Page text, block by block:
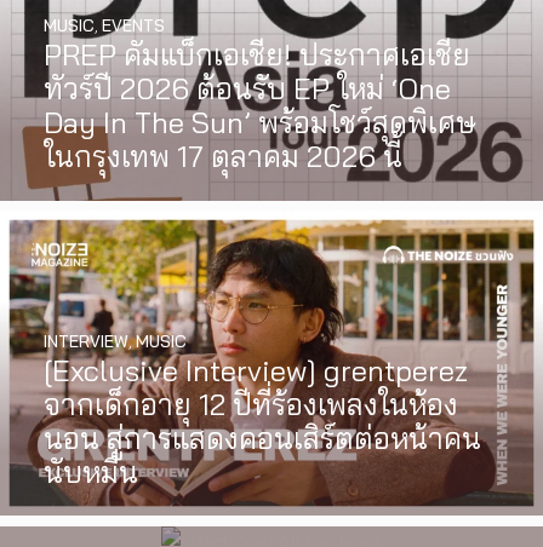
PREP คัมแบ็กเอเชีย! ประกาศเอเชีย
ทัวร์ปี 2026 ต้อนรับ EP ใหม่ ‘One
Day In The Sun’ พร้อมโชว์สุดพิเศษ
ในกรุงเทพ 17 ตุลาคม 2026 นี้
MUSIC EVENTS
[Exclusive Interview] grentperez
จากเด็กอายุ 12 ปีที่ร้องเพลงในห้อง
นอน สู่การแสดงคอนเสิร์ตต่อหน้าคน
นับหมื่น
INTERVIEW,MUSIC
I Wish You All the Best เรื่องราวของ
วัยรุ่นนอนไบนารี่ กับครอบครัวที่เขา
เลือกได้เอง ผลงานการกำกับ
ภาพยนตร์เรื่องแรกของ Tommy
Dorfman
WATCH,LGBTQIAN+